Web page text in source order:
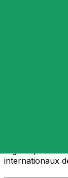
internationaux